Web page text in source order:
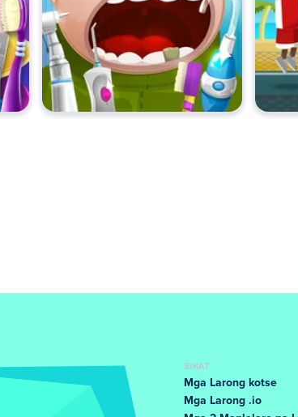
SIKAT
Mga Larong kotse
Mga Larong .io